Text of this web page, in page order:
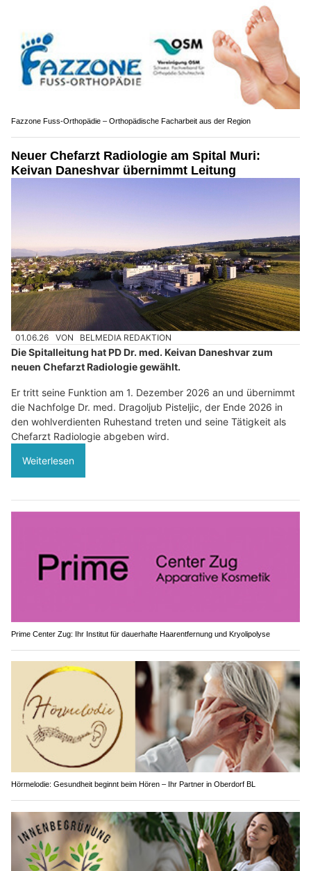
Fazzone Fuss-Orthopädie – Orthopädische Facharbeit aus der Region
Neuer Chefarzt Radiologie am Spital Muri:
Keivan Daneshvar übernimmt Leitung
01.06.26 VON BELMEDIA REDAKTION
Die Spitalleitung hat PD Dr. med. Keivan Daneshvar zum
neuen Chefarzt Radiologie gewählt.
Er tritt seine Funktion am 1. Dezember 2026 an und übernimmt
die Nachfolge Dr. med. Dragoljub Pisteljic, der Ende 2026 in
den wohlverdienten Ruhestand treten und seine Tätigkeit als
Chefarzt Radiologie abgeben wird.
Weiterlesen
Prime Center Zug: Ihr Institut für dauerhafte Haarentfernung und Kryolipolyse
Hörmelodie: Gesundheit beginnt beim Hören – Ihr Partner in Oberdorf BL